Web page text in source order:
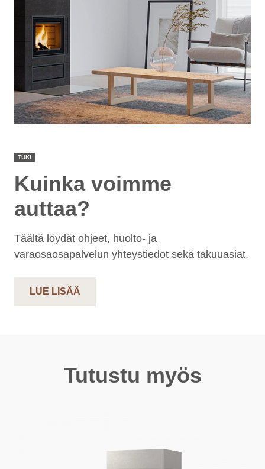
TUKI
Kuinka voimme
auttaa?
Täältä löydät ohjeet, huolto- ja
varaosaosapalvelun yhteystiedot sekä takuuasiat.
LUE LISÄÄ
Tutustu myös